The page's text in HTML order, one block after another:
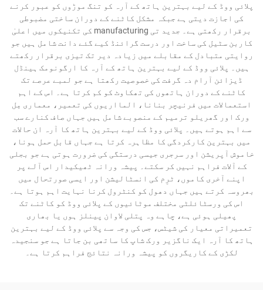
پلائی ووڈ کے لیے بہترین ہاتھ کے آرہ کو تنگ موڑوں کو عبور کرنے
کی اجازت دیتی ہے جبکہ مشکل کاٹنے کے دوران ساختی مضبوطی
برقرار رکھتی ہے۔ جدید تی manufacturing کی تکنیکوں میں اعلیٰ
کاربن سٹیل کی ساخت اور درست گرائنڈ کیے گئے دانت شامل ہیں جو
روایتی متبادل کے مقابلے میں زیادہ دیر تک تیزی برقرار رکھتے
ہیں۔ پلائی ووڈ کے لیے بہترین ہاتھ کے آرہ کا ارگونومک ہینڈل
ڈیزائن آرام دہ گرفت کی خصوصیت رکھتا ہے جو لمبے عرصے تک
کاٹنے کے دوران ہاتھوں کی تھکاوٹ کو کم کرتا ہے۔ اس کے اہم
استعمالات میں فرنیچر بنانا، المااریوں کی تعمیر، معماری مِل
ورک اور گھریلو ترمیم کے منصوبے شامل ہیں جہاں صاف کنارے سب
سے اہم ہوتے ہیں۔ پلائی ووڈ کے لیے بہترین ہاتھ کا آرہ ان حالات
میں بہترین کارکردگی کا مظاہرہ کرتا ہے جہاں قابل حمل ہونا،
خاموش آپریشن اور سرجری جیسی درستگی کی ضرورت ہوتی ہے جو بجلی
کے آلات فراہم نہیں کر سکتے۔ پیشہ ورانہ ٹھیکیدار اس آلے پر
اپنے آخری کاموں، ٹرِم کی انسٹالیشن اور ایسی صورتحال میں
بھروسہ کرتے ہیں جہاں دھول کو کنٹرول کرنا نہایت اہم ہوتا ہے۔
اس کی ورسٹائلٹی مختلف موٹائیوں کے پلائی ووڈ کو کاٹنے تک
پھیلی ہوئی ہے، چاہے وہ پتلی لاوان پینلز ہوں یا بھاری
تعمیراتی معیار کی شیٹس، جس کی وجہ سے پلائی ووڈ کے لیے بہترین
ہاتھ کا آرہ ایک ناگزیر ورک شاپ کا ساتھی بن جاتا ہے جو سنجیدہ
لکڑی کے کاریگروں کو پیشہ ورانہ نتائج فراہم کرتا ہے۔